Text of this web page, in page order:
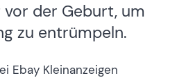
der Geburt, um
zu entrümpeln.
Ebay Kleinanzeigen